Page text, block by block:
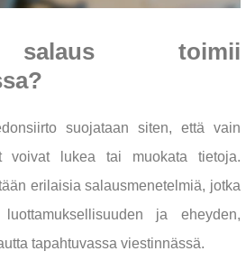
toimii
suojataan siten, että vain
voivat lukea tai muokata tietoja.
erilaisia salausmenetelmiä, jotka
ja eheyden,
tapahtuvassa viestinnässä.